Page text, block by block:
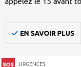
EN SAVOIR PLUS
URGENCES